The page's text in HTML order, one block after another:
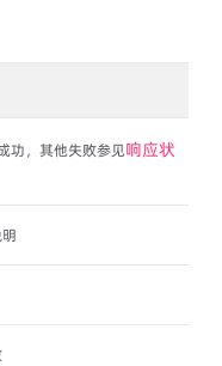
功，其他失败参见响应状